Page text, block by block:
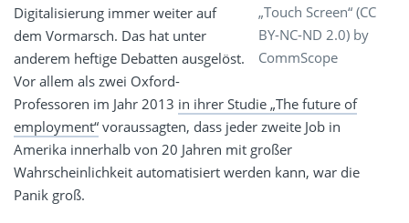
„Touch Screen“ (CC
BY-NC-ND 2.0) by
CommScope
Digitalisierung immer weiter auf
dem Vormarsch. Das hat unter
anderem heftige Debatten ausgelöst.
Vor allem als zwei Oxford-
Professoren im Jahr 2013 in ihrer Studie „The future of
employment“ voraussagten, dass jeder zweite Job in
Amerika innerhalb von 20 Jahren mit großer
Wahrscheinlichkeit automatisiert werden kann, war die
Panik groß.